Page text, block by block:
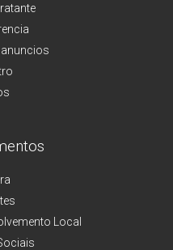
Local